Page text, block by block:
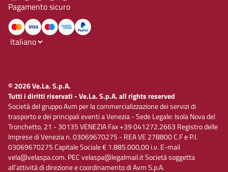
Pagamento sicuro
© 2026 Ve.La. S.p.A.
Tutti i diritti riservati - Ve.La. S.p.A. all rights reserved
Società del gruppo Avm per la commercializzazione dei servizi di
trasporto e dei principali eventi a Venezia - Sede Legale: Isola Nova del
Tronchetto, 21 - 30135 VENEZIA Fax +39 041272.2663 Registro delle
Imprese di Venezia n. 03069670275 - REA VE 278800 C.F e P.I.
03069670275 Capitale Sociale € 1.885.000,00 i.v. E-mail
vela@velaspa.com. PEC velaspa@legalmail.it Società soggetta
all’attività di direzione e coordinamento di Avm S.p.A.